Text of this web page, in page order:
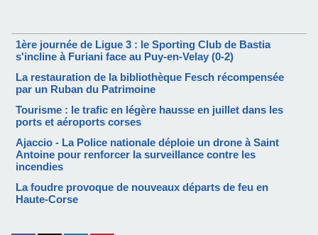
1ère journée de Ligue 3 : le Sporting Club de Bastia
s'incline à Furiani face au Puy-en-Velay (0-2)
La restauration de la bibliothèque Fesch récompensée
par un Ruban du Patrimoine
Tourisme : le trafic en légère hausse en juillet dans les
ports et aéroports corses
Ajaccio - La Police nationale déploie un drone à Saint
Antoine pour renforcer la surveillance contre les
incendies
La foudre provoque de nouveaux départs de feu en
Haute-Corse